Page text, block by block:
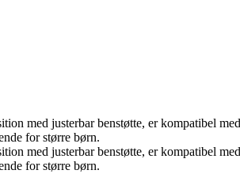
med justerbar benstøtte, er kompatibel
for større børn.
med justerbar benstøtte, er kompatibel
for større børn.